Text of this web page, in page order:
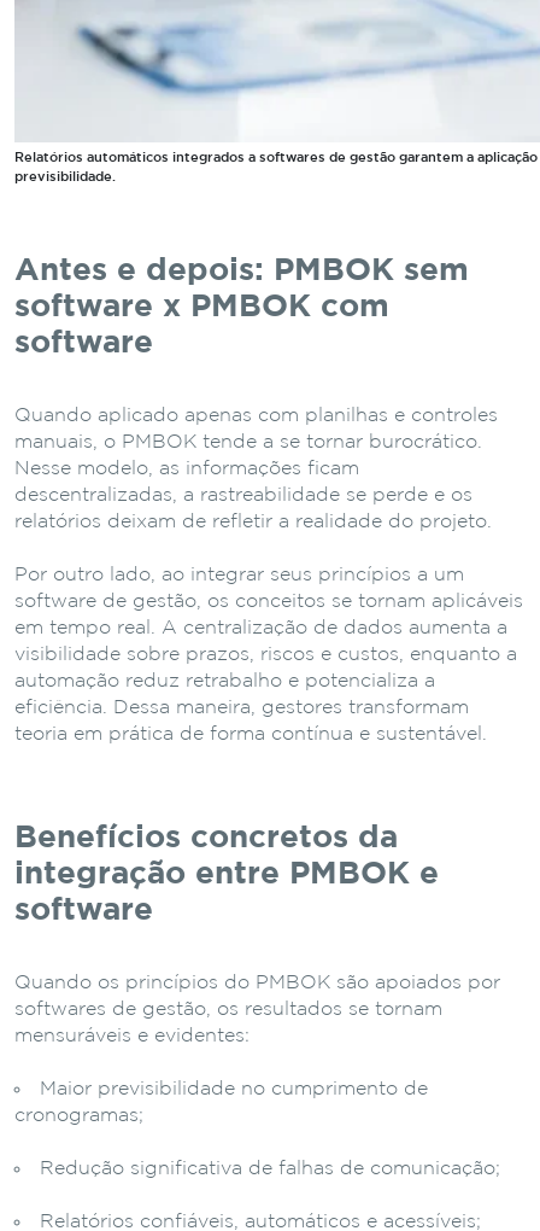
Relatórios automáticos integrados a softwares de gestão garantem a
previsibilidade.
Antes e depois: PMBOK sem
software x PMBOK com
software
Quando aplicado apenas com planilhas e controles
manuais, o PMBOK tende a se tornar burocrático.
Nesse modelo, as informações ficam
descentralizadas, a rastreabilidade se perde e os
relatórios deixam de refletir a realidade do projeto.
Por outro lado, ao integrar seus princípios a um
software de gestão, os conceitos se tornam aplicáveis
em tempo real. A centralização de dados aumenta a
visibilidade sobre prazos, riscos e custos, enquanto a
automação reduz retrabalho e potencializa a
eficiência. Dessa maneira, gestores transformam
teoria em prática de forma contínua e sustentável.
Benefícios concretos da
integração entre PMBOK e
software
Quando os princípios do PMBOK são apoiados por
softwares de gestão, os resultados se tornam
mensuráveis e evidentes:
Maior previsibilidade no cumprimento de
cronogramas;
Redução significativa de falhas de comunicação;
Relatórios confiáveis, automáticos e acessíveis;